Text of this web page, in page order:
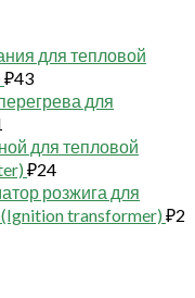
для тепловой
₽43
для
для тепловой
₽24
розжига для
transformer) ₽2